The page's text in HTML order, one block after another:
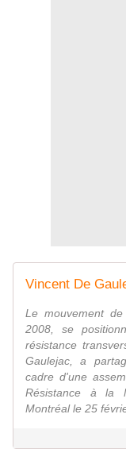
Le mouvement
2008, se
résistance
Gaulejac, a
cadre d'une
Résistance à la
Montréal le 25